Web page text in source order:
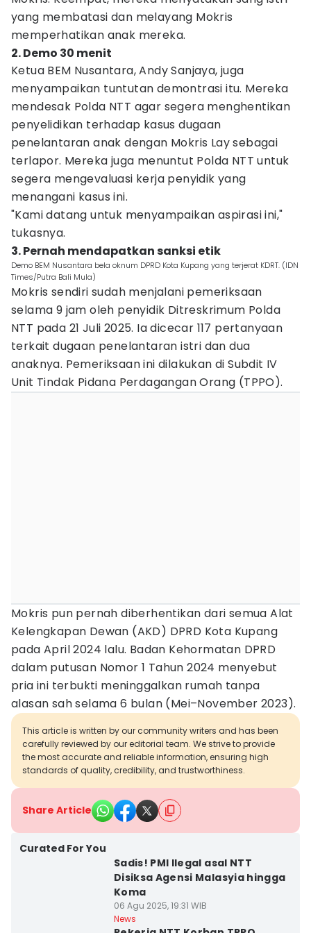
yang membatasi dan melayang Mokris
memperhatikan anak mereka.
2. Demo 30 menit
Ketua BEM Nusantara, Andy Sanjaya, juga
menyampaikan tuntutan demontrasi itu. Mereka
mendesak Polda NTT agar segera menghentikan
penyelidikan terhadap kasus dugaan
penelantaran anak dengan Mokris Lay sebagai
terlapor. Mereka juga menuntut Polda NTT untuk
segera mengevaluasi kerja penyidik yang
menangani kasus ini.
"Kami datang untuk menyampaikan aspirasi ini,"
tukasnya.
3. Pernah mendapatkan sanksi etik
Demo BEM Nusantara bela oknum DPRD Kota Kupang yang terjerat KDRT. (IDN
Times/Putra Bali Mula)
Mokris sendiri sudah menjalani pemeriksaan
selama 9 jam oleh penyidik Ditreskrimum Polda
NTT pada 21 Juli 2025. Ia dicecar 117 pertanyaan
terkait dugaan penelantaran istri dan dua
anaknya. Pemeriksaan ini dilakukan di Subdit IV
Unit Tindak Pidana Perdagangan Orang (TPPO).
Mokris pun pernah diberhentikan dari semua Alat
Kelengkapan Dewan (AKD) DPRD Kota Kupang
pada April 2024 lalu. Badan Kehormatan DPRD
dalam putusan Nomor 1 Tahun 2024 menyebut
pria ini terbukti meninggalkan rumah tanpa
alasan sah selama 6 bulan (Mei–November 2023).
This article is written by our community writers and has been
carefully reviewed by our editorial team. We strive to provide
the most accurate and reliable information, ensuring high
standards of quality, credibility, and trustworthiness.
Share Article
Curated For You
Sadis! PMI Ilegal asal NTT
Disiksa Agensi Malasyia hingga
Koma
06 Agu 2025, 19:31 WIB
News